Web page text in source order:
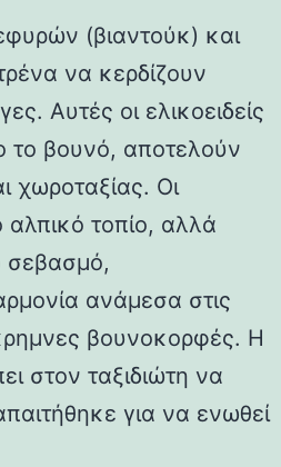
(βιαντούκ) και
να κερδίζουν
Αυτές οι ελικοειδείς
το βουνό, αποτελούν
χωροταξίας. Οι
αλπικό τοπίο, αλλά
σεβασμό,
ανάμεσα στις
βουνοκορφές. Η
στον ταξιδιώτη να
για να ενωθεί